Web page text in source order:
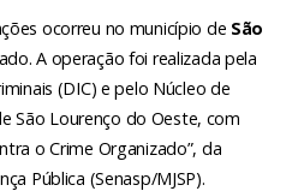
ocorreu no município de São
A operação foi realizada pela
(DIC) e pelo Núcleo de
São Lourenço do Oeste, com
o Crime Organizado”, da
Pública (Senasp/MJSP).